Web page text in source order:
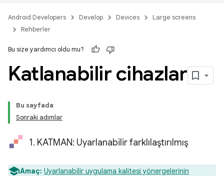
Android Developers Develop Devices
Large screens
Rehberler
Bu size yardımcı oldu mu?
Katlanabilir cihazlar
Bu sayfada
Sonraki adımlar
1. KATMAN: Uyarlanabilir farklılaştırılmış
Amaç: Uyarlanabilir uygulama kalitesi yönergelerinin